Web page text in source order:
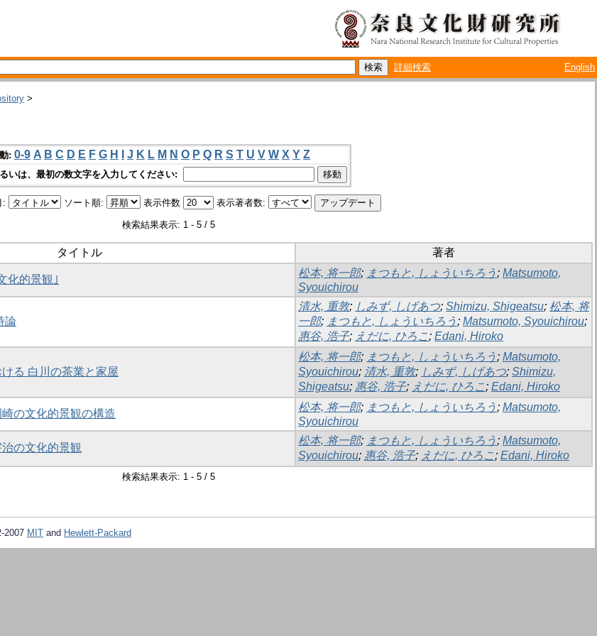
詳細検索 English
>
: 0-9 A B C D E F G H J K L M N O P Q R S T U V W X Y Z
いは、最初の数文字を入力してください:
: ソート順: 表示件数 表示著者数:
検索結果表示: 1 - 5 / 5
タイトル 著者
化的景観｣
松本, 将一郎; まつもと, しょういちろう ; Matsumoto,
Syouichirou
論
清水, 重敦; しみず, しげあつ; Shimizu, Shigeatsu; 松本, 将
一郎; まつもと, しょういちろう ; Matsumoto, Syouichirou;
惠谷, 浩子; えだに, ひろこ; Edani, Hiroko
る 白川の茶業と家屋
松本, 将一郎; まつもと, しょういちろう ; Matsumoto,
Syouichirou; 清水, 重敦; しみず, しげあつ; Shimizu,
Shigeatsu; 惠谷, 浩子; えだに, ひろこ; Edani, Hiroko
の文化的景観の構造
松本, 将一郎; まつもと, しょういちろう ; Matsumoto,
Syouichirou
の文化的景観
松本, 将一郎; まつもと, しょういちろう ; Matsumoto,
Syouichirou; 惠谷, 浩子; えだに, ひろこ; Edani, Hiroko
検索結果表示: 1 - 5 / 5
2007 MIT and Hewlett-Packard